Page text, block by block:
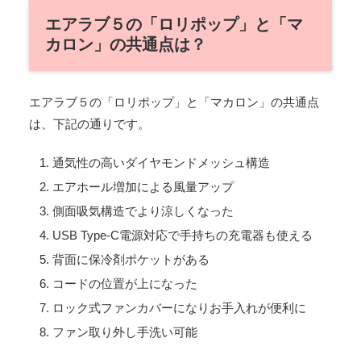
エアラブ５の「ロリポップ」と「マ
カロン」の共通点は？
エアラブ５の「ロリポップ」と「マカロン」の共通点
は、下記の通りです。
通気性の高いダイヤモンドメッシュ構造
エアホール増加による風量アップ
側面吸気構造でより涼しくなった
USB Type-C電源対応で手持ちの充電器も使える
背面に保冷剤ポケットがある
コードの位置が上になった
ロック式ファンカバーになりお手入れが便利に
ファン取り外し手洗い可能